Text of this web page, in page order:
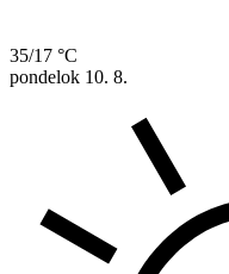
35/17 °C
pondelok 10. 8.